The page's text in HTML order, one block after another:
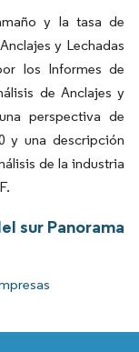
y la tasa de
y Lechadas
los Informes de
de Anclajes y
perspectiva de
y una descripción
de la industria
sur Panorama